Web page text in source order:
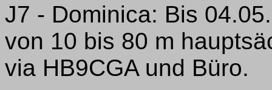
J7 - Dominica: Bis
von 10 bis 80 m
via HB9CGA und Büro.